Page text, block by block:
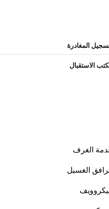
المغادرة
الاستقبال
الغرف
الغسيل